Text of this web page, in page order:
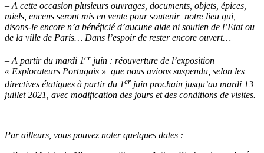
– A cette occasion plusieurs ouvrages, documents, objets, épices,
miels, encens seront mis en vente pour soutenir notre lieu qui,
disons-le encore n’a bénéficié d’aucune aide ni soutien de l’Etat ou
de la ville de Paris… Dans l’espoir de rester encore ouvert…
– A partir du mardi 1er juin : réouverture de l’exposition
« Explorateurs Portugais » que nous avions suspendu, selon les
directives étatiques à partir du 1er juin prochain jusqu’au mardi 13
juillet 2021, avec modification des jours et des conditions de visites.
Par ailleurs, vous pouvez noter quelques dates :